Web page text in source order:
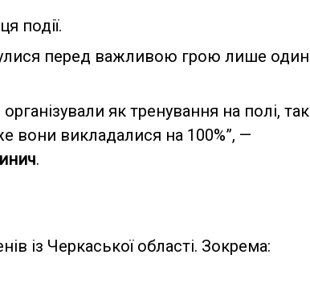
події.
перед важливою грою лише один
як тренування на полі, так
вони викладалися на 100%”, —
.
із Черкаської області. Зокрема: